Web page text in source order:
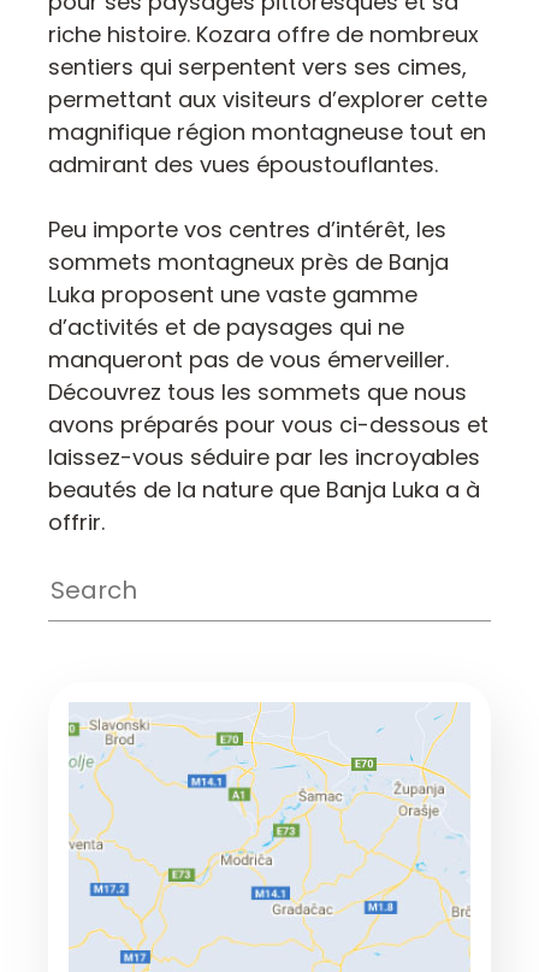
riche histoire. Kozara offre de nombreux
sentiers qui serpentent vers ses cimes,
permettant aux visiteurs d’explorer cette
magnifique région montagneuse tout en
admirant des vues époustouflantes.
Peu importe vos centres d’intérêt, les
sommets montagneux près de Banja
Luka proposent une vaste gamme
d’activités et de paysages qui ne
manqueront pas de vous émerveiller.
Découvrez tous les sommets que nous
avons préparés pour vous ci-dessous et
laissez-vous séduire par les incroyables
beautés de la nature que Banja Luka a à
offrir.